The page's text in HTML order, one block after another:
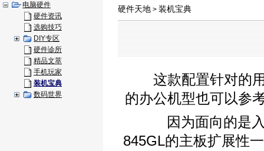
电脑硬件
硬件资讯
选购技巧
DIY专区
硬件诊所
精品文萃
手机玩家
装机宝典
数码世界
硬件天地 > 装机宝典
这款配置针对的用
的办公机型也可以参
因为面向的是入
845GL的主板扩展性